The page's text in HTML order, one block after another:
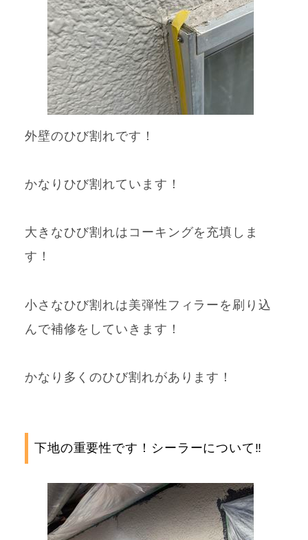
外壁のひび割れです！
かなりひび割れています！
大きなひび割れはコーキングを充填しま
す！
小さなひび割れは美弾性フィラーを刷り込
んで補修をしていきます！
かなり多くのひび割れがあります！
下地の重要性です！シーラーについて‼